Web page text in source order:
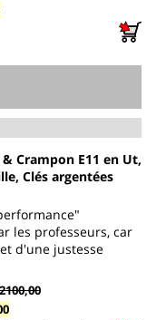
Crampon E11 en Ut,
Clés argentées
les professeurs, car
d'une justesse